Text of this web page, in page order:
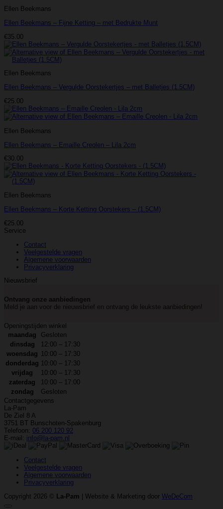
Ellen Beekmans
Ellen Beekmans – Fijne Ketting – met Bedrukte Munt
€35.00
Ellen Beekmans
Ellen Beekmans – Vergulde Oorstekertjes – met Balletjes (1.5CM)
€25.00
Ellen Beekmans
Ellen Beekmans – Emaille Creolen – Lila 2cm
€30.00
Ellen Beekmans
Ellen Beekmans – Korte Ketting Oorstekers – (1.5CM)
€25.00
Service
Contact
Veelgestelde vragen
Algemene voorwaarden
Privacyverklaring
Nieuwsbrief
Ontvang onze aanbiedingen
Meld je aan voor de nieuwsbrief en ontvang de leukste aanbiedingen!
Openingstijden winkel
maandag
Gesloten
dinsdag
12:00 – 17:30
woensdag 10:00 – 17:30
donderdag 10:00 – 17:30
vrijdag
10:00 – 17:30
zaterdag
10:00 – 17:00
zondag
Gesloten
Contactgegevens
La-Pam
De Ziel 8 A
3751 BT Bunschoten-Spakenburg
Telefoon: 06 200 120 92
E-mail: info@la-pam.nl
Contact
Veelgestelde vragen
Algemene voorwaarden
Privacyverklaring
Copyright 2026 © La-Pam | Website & Marketing door WeDeCom